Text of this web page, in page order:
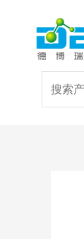
索：